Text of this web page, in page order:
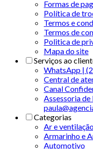
Formas de
Política de
Termos e
Termos de
Politica de
Mapa do site
Serviços ao
WhatsApp |
Central de
Canal
Assessoria de
Categorias
Ar e
Armarinho e
Automotivo